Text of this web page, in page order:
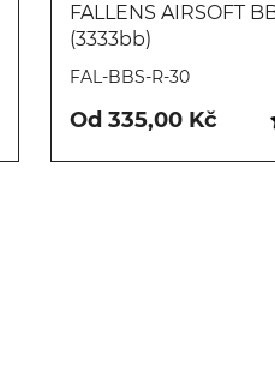
FALLENS AIRSOFT
(3333bb)
FAL-BBS-R-30
Od 335,00 Kč